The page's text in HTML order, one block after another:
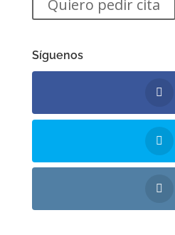
Quiero pedir cita
Síguenos